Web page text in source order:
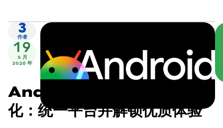
3
作者
19
5 月
2026 年
Android for Cars 的新变
化：统一平台并解锁优质体验